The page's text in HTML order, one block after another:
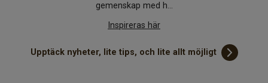
gemenskap med h…
Inspireras här
Upptäck nyheter, lite tips, och lite allt möjligt